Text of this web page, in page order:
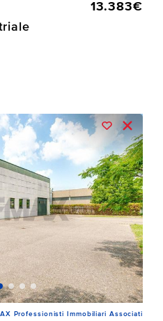
13.383€
Professionisti Immobiliari Associati